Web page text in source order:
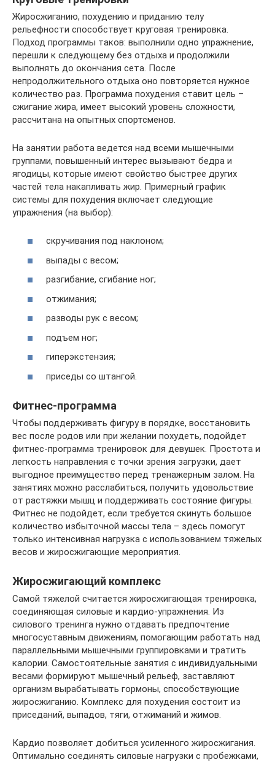
Жиросжиганию, похудению и приданию телу
рельефности способствует круговая тренировка.
Подход программы таков: выполнили одно упражнение,
перешли к следующему без отдыха и продолжили
выполнять до окончания сета. После
непродолжительного отдыха оно повторяется нужное
количество раз. Программа похудения ставит цель –
сжигание жира, имеет высокий уровень сложности,
рассчитана на опытных спортсменов.
На занятии работа ведется над всеми мышечными
группами, повышенный интерес вызывают бедра и
ягодицы, которые имеют свойство быстрее других
частей тела накапливать жир. Примерный график
системы для похудения включает следующие
упражнения (на выбор):
скручивания под наклоном;
выпады с весом;
разгибание, сгибание ног;
отжимания;
разводы рук с весом;
подъем ног;
гиперэкстензия;
приседы со штангой.
Фитнес-программа
Чтобы поддерживать фигуру в порядке, восстановить
вес после родов или при желании похудеть, подойдет
фитнес-программа тренировок для девушек. Простота и
легкость направления с точки зрения загрузки, дает
выгодное преимущество перед тренажерным залом. На
занятиях можно расслабиться, получить удовольствие
от растяжки мышц и поддерживать состояние фигуры.
Фитнес не подойдет, если требуется скинуть большое
количество избыточной массы тела – здесь помогут
только интенсивная нагрузка с использованием тяжелых
весов и жиросжигающие мероприятия.
Жиросжигающий комплекс
Самой тяжелой считается жиросжигающая тренировка,
соединяющая силовые и кардио-упражнения. Из
силового тренинга нужно отдавать предпочтение
многосуставным движениям, помогающим работать над
параллельными мышечными группировками и тратить
калории. Самостоятельные занятия с индивидуальными
весами формируют мышечный рельеф, заставляют
организм вырабатывать гормоны, способствующие
жиросжиганию. Комплекс для похудения состоит из
приседаний, выпадов, тяги, отжиманий и жимов.
Кардио позволяет добиться усиленного жиросжигания.
Оптимально соединять силовые нагрузки с пробежками,